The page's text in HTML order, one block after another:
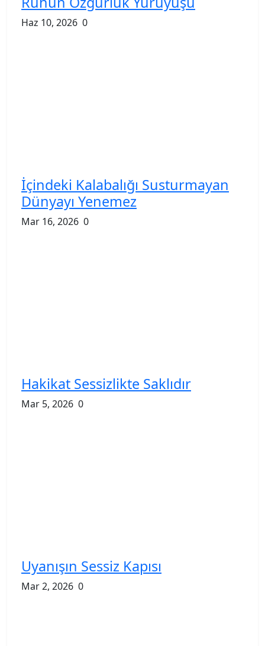
Haz 10, 2026 0
İçindeki Kalabalığı Susturmayan
Dünyayı Yenemez
Mar 16, 2026 0
Hakikat Sessizlikte Saklıdır
Mar 5, 2026 0
Uyanışın Sessiz Kapısı
Mar 2, 2026 0